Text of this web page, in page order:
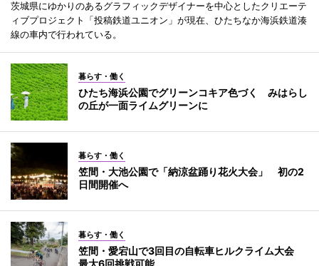
茨城県にゆかりのあるグラフィックデザイナーを中心としたクリエーテ
ィブプロジェクト「投稿鉄道ユニオン」が現在、ひたちなか海浜鉄道湊
線の車内で行われている。
暮らす・働く
ひたち海浜公園でグリーンコキア色づく みはらし
の丘が一面ライムグリーンに
暮らす・働く
笠間・大池公園で「納涼盆踊り花火大会」 初の2
日間開催へ
暮らす・働く
笠間・愛宕山で3回目の自転車ヒルクライム大会
最大6回挑戦可能